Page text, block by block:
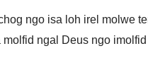
ngo isa loh irel molwe
molfid ngal Deus ngo